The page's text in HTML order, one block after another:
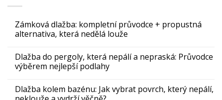
Zámková dlažba: kompletní průvodce + propustná
alternativa, která nedělá louže
Dlažba do pergoly, která nepálí a nepraská: Průvodce
výběrem nejlepší podlahy
Dlažba kolem bazénu: Jak vybrat povrch, který nepálí,